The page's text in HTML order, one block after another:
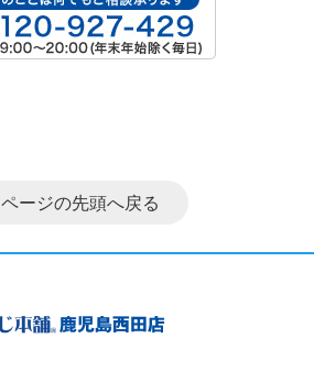
ページの先頭へ戻る